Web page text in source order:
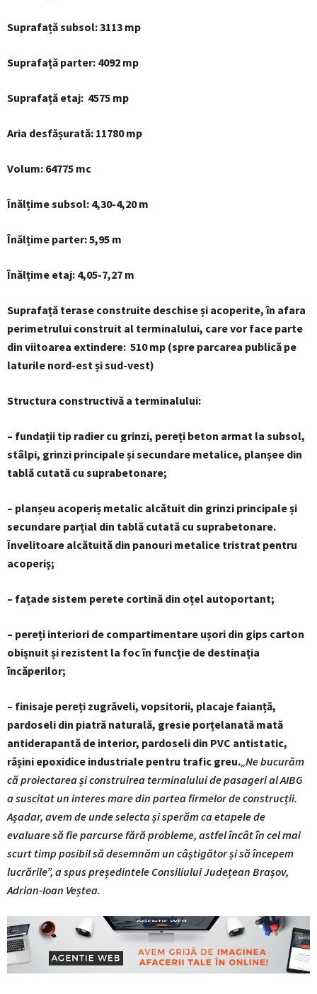
Suprafață subsol: 3113 mp
Suprafață parter: 4092 mp
Suprafață etaj: 4575 mp
Aria desfășurată: 11780 mp
Volum: 64775 mc
Înălțime subsol: 4,30-4,20 m
Înălțime parter: 5,95 m
Înălțime etaj: 4,05-7,27 m
Suprafață terase construite deschise și acoperite, în afara
perimetrului construit al terminalului, care vor face parte
din viitoarea extindere: 510 mp (spre parcarea publică pe
laturile nord-est și sud-vest)
Structura constructivă a terminalului:
– fundații tip radier cu grinzi, pereți beton armat la subsol,
stâlpi, grinzi principale și secundare metalice, planșee din
tablă cutată cu suprabetonare;
– planșeu acoperiș metalic alcătuit din grinzi principale și
secundare parțial din tablă cutată cu suprabetonare.
Învelitoare alcătuită din panouri metalice tristrat pentru
acoperiș;
– fațade sistem perete cortină din oțel autoportant;
– pereți interiori de compartimentare ușori din gips carton
obișnuit și rezistent la foc în funcție de destinația
încăperilor;
– finisaje pereți zugrăveli, vopsitorii, placaje faianță,
pardoseli din piatră naturală, gresie porțelanată mată
antiderapantă de interior, pardoseli din PVC antistatic,
rășini epoxidice industriale pentru trafic greu.„Ne bucurăm
că proiectarea și construirea terminalului de pasageri al AIBG
a suscitat un interes mare din partea firmelor de construcții.
Așadar, avem de unde selecta și sperăm ca etapele de
evaluare să fie parcurse fără probleme, astfel încât în cel mai
scurt timp posibil să desemnăm un câștigător și să începem
lucrările”, a spus președintele Consiliului Județean Brașov,
Adrian-Ioan Veștea.